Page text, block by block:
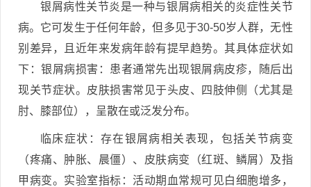
银屑病性关节炎是一种与银屑病相关的炎症性关节
病。它可发生于任何年龄，但多见于30-50岁人群，无性
别差异，且近年来发病年龄有提早趋势。其具体症状如
下：银屑病损害：患者通常先出现银屑病皮疹，随后出
现关节症状。皮肤损害常见于头皮、四肢伸侧（尤其是
肘、膝部位），呈散在或泛发分布。
临床症状：存在银屑病相关表现，包括关节病变
（疼痛、肿胀、晨僵）、皮肤病变（红斑、鳞屑）及指
甲病变。实验室指标：活动期血常规可见白细胞增多，